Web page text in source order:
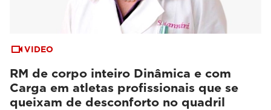
VIDEO
RM de corpo inteiro Dinâmica e com
Carga em atletas profissionais que se
queixam de desconforto no quadril